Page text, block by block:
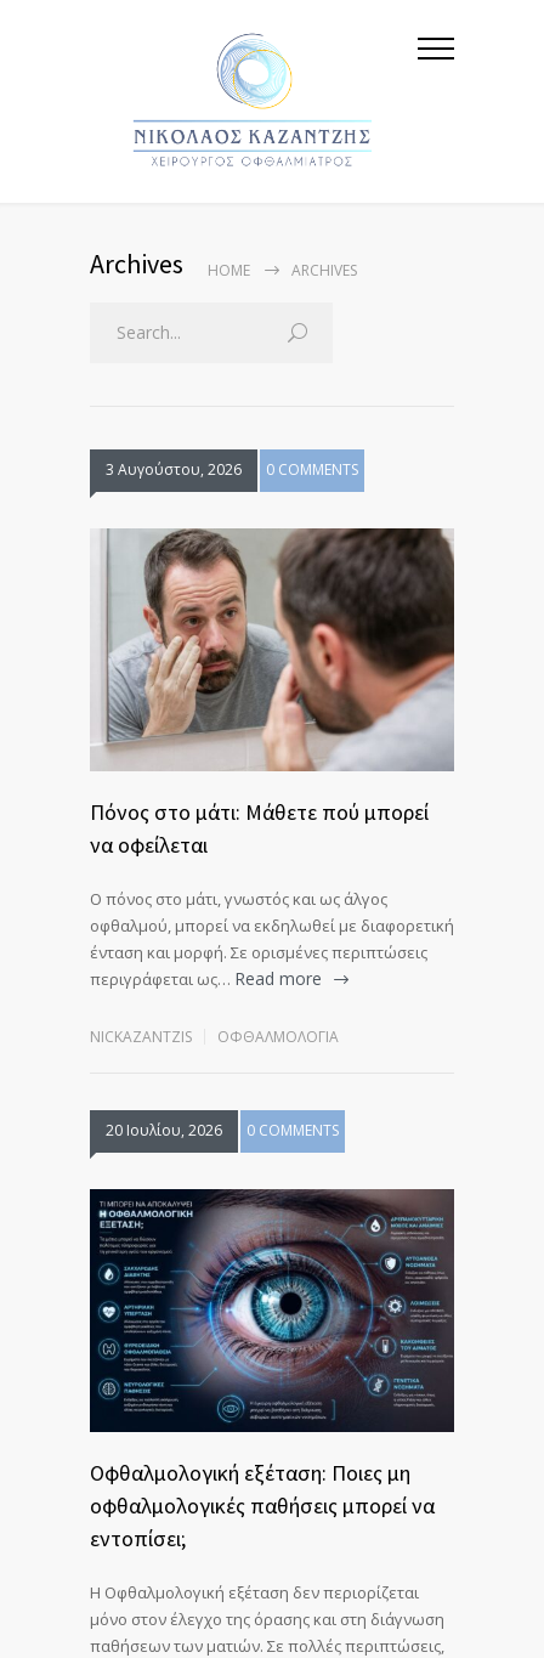
Archives HOME ARCHIVES
3 Αυγούστου, 2026 0 COMMENTS
Πόνος στο μάτι: Μάθετε πού μπορεί
να οφείλεται
Ο πόνος στο μάτι, γνωστός και ως άλγος
οφθαλμού, μπορεί να εκδηλωθεί με διαφορετική
ένταση και μορφή. Σε ορισμένες περιπτώσεις
περιγράφεται ως… Read more
NICKAZANTZIS ΟΦΘΑΛΜΟΛΟΓΊΑ
20 Ιουλίου, 2026 0 COMMENTS
Οφθαλμολογική εξέταση: Ποιες μη
οφθαλμολογικές παθήσεις μπορεί να
εντοπίσει;
Η Οφθαλμολογική εξέταση δεν περιορίζεται
μόνο στον έλεγχο της όρασης και στη διάγνωση
παθήσεων των ματιών. Σε πολλές περιπτώσεις,